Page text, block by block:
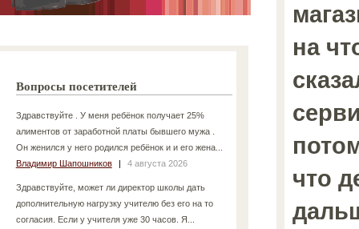
Вопросы посетителей
Здравствуйте . У меня ребёнок получает 25%
алиментов от заработной платы бывшего мужа .
Он женился у него родился ребёнок и и его жена...
Владимир Шапошников
| 4 августа 2026
Здравствуйте, может ли директор школы дать
дополнительную нагрузку учителю без его на то
согласия. Если у учителя уже 30 часов. Я...
на
что